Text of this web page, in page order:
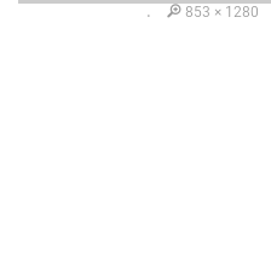
853 × 1280
.